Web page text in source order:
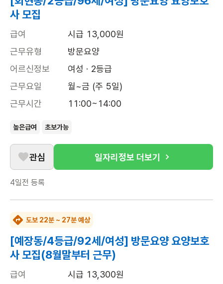
사 모집
급여
시급 13,000원
근무유형
방문요양
어르신정보
여성 · 2등급
근무요일
월~금 (주 5일)
근무시간
11:00~14:00
높은급여 초보가능
관심 일자리정보 더보기
4일전 등록
도보 22분 ~ 27분 예상
[예장동/4등급/92세/여성] 방문요양 요양보호
사 모집(8월말부터 근무)
급여
시급 13,300원